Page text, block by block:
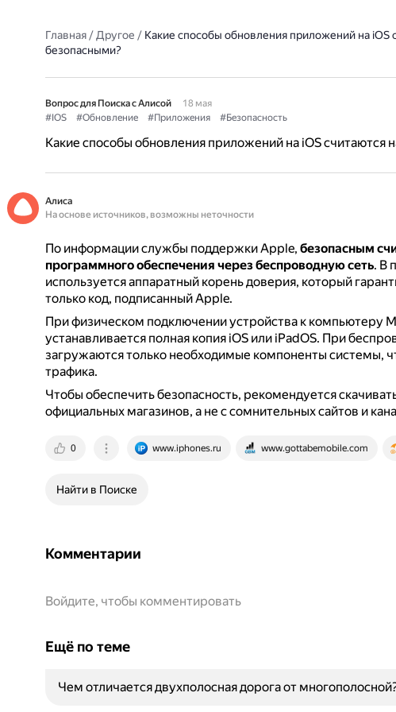
Главная/Другое / Какие способы обновления приложений на iOS
безопасными?
Вопрос для Поиска с Алисой
18 мая
#IOS
#Обновление #Приложения #Безопасность
Какие способы обновления приложений на iOS считаются
Алиса
На основе источников, возможны неточности
По информации службы поддержки Apple, безопасным
программного обеспечения через беспроводную сеть. В
используется аппаратный корень доверия, который
только код, подписанный Apple.
При физическом подключении устройства к компьютеру
устанавливается полная копия iOS или iPadOS. При
загружаются только необходимые компоненты системы,
трафика.
Чтобы обеспечить безопасность, рекомендуется
официальных магазинов, а не с сомнительных сайтов и
0 www.iphones.ru www.gottabemobile.com
Найти в Поиске
Комментарии
Войдите, чтобы комментировать
Ещё по теме
Чем отличается двухполосная дорога от